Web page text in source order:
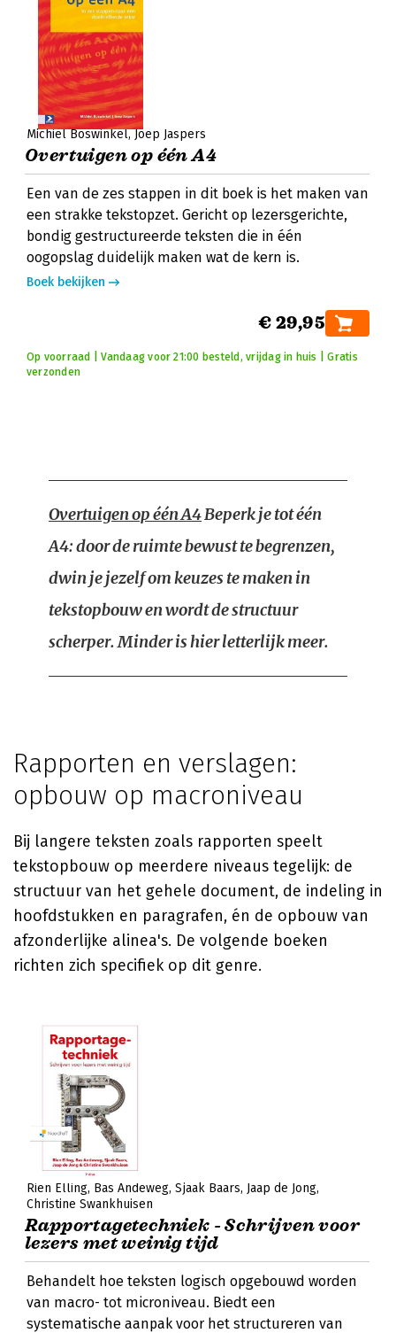
Michiel Boswinkel Joep Jaspers
Overtuigen op één A4
Een van de zes stappen in dit boek is het maken van
een strakke tekstopzet. Gericht op lezersgerichte,
bondig gestructureerde teksten die in één
oogopslag duidelijk maken wat de kern is.
Boek bekijken
€ 29,95
Op voorraad | Vandaag voor 21:00 besteld, vrijdag in huis | Gratis
verzonden
Overtuigen op één A4Beperk je tot één
A4: door de ruimte bewust te begrenzen,
dwin je jezelf om keuzes te maken in
tekstopbouw en wordt de structuur
scherper. Minder is hier letterlijk meer.
Rapporten en verslagen:
opbouw op macroniveau
Bij langere teksten zoals rapporten speelt
tekstopbouw op meerdere niveaus tegelijk: de
structuur van het gehele document, de indeling in
hoofdstukken en paragrafen, én de opbouw van
afzonderlijke alinea's. De volgende boeken
richten zich specifiek op dit genre.
Rien Elling Bas Andeweg Sjaak Baars Jaap de Jong
Christine Swankhuisen
Rapportagetechniek - Schrijven voor
lezers met weinig tijd
Behandelt hoe teksten logisch opgebouwd worden
van macro- tot microniveau. Biedt een
systematische aanpak voor het structureren van